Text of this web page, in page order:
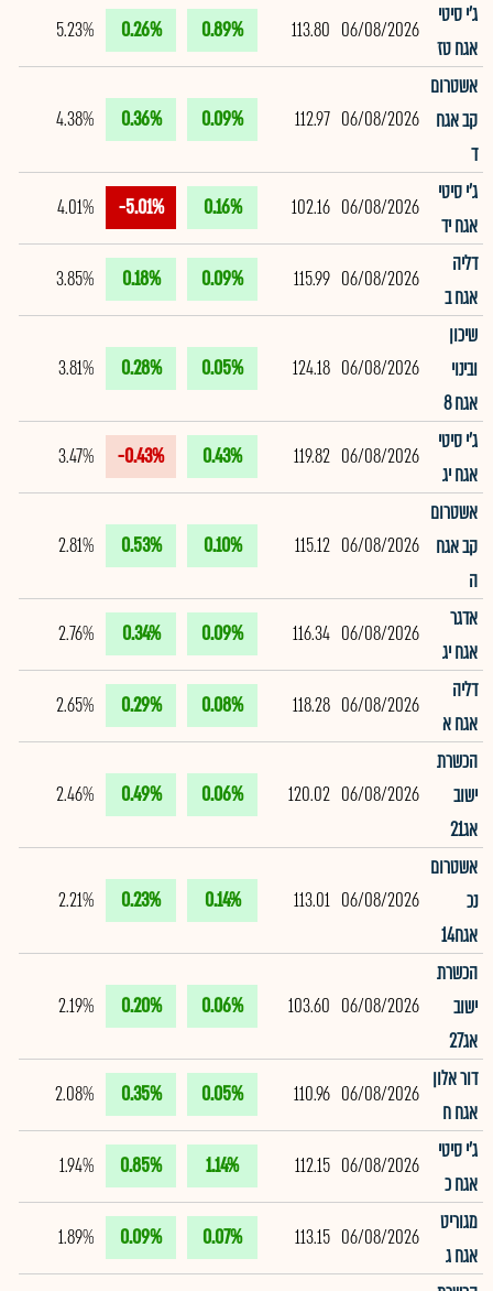
ג'י סיטי
אגח טז
06/08/2026
113.80
0.89%
0.26%
5.23%
אשטרום
קב אגח
ד
06/08/2026
112.97
0.09%
0.36%
4.38%
ג'י סיטי
אגח יד
06/08/2026
102.16
0.16%
-5.01%
4.01%
דליה
אגח ב
06/08/2026
115.99
0.09%
0.18%
3.85%
שיכון
ובינוי
אגח 8
06/08/2026
124.18
0.05%
0.28%
3.81%
ג'י סיטי
אגח יג
06/08/2026
119.82
0.43%
-0.43%
3.47%
אשטרום
קב אגח
ה
06/08/2026
115.12
0.10%
0.53%
2.81%
אדגר
אגח יג
06/08/2026
116.34
0.09%
0.34%
2.76%
דליה
אגח א
06/08/2026
118.28
0.08%
0.29%
2.65%
הכשרת
ישוב
אג21
06/08/2026
120.02
0.06%
0.49%
2.46%
אשטרום
נכ
אגח14
06/08/2026
113.01
0.14%
0.23%
2.21%
הכשרת
ישוב
אג27
06/08/2026
103.60
0.06%
0.20%
2.19%
דור אלון
אגח ח
06/08/2026
110.96
0.05%
0.35%
2.08%
ג'י סיטי
אגח כ
06/08/2026
112.15
1.14%
0.85%
1.94%
מגוריט
אגח ג
06/08/2026
113.15
0.07%
0.09%
1.89%